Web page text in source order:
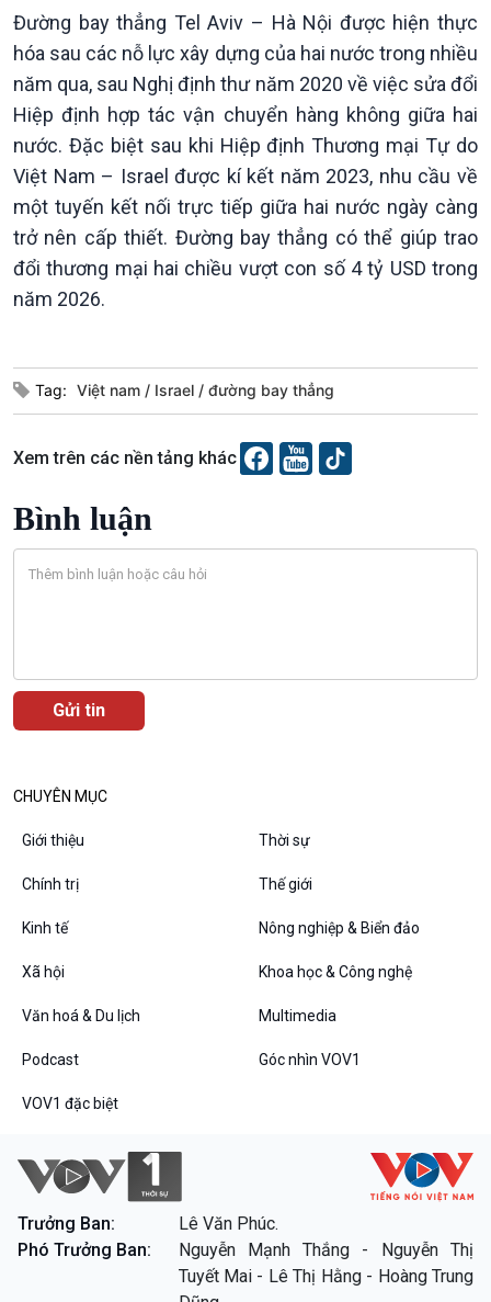
Podcast
Góc nhìn VOV1
Bình luận
Đối thoại
Diễn đàn chủ nhật
VOV1 đặc biệt
Thanh âm ký sự
Các chương trình đặc biệt
Đường bay thẳng Tel Aviv – Hà Nội được hiện thực
hóa sau các nỗ lực xây dựng của hai nước trong nhiều
năm qua, sau Nghị định thư năm 2020 về việc sửa đổi
Hiệp định hợp tác vận chuyển hàng không giữa hai
nước. Đặc biệt sau khi Hiệp định Thương mại Tự do
Việt Nam – Israel được kí kết năm 2023, nhu cầu về
một tuyến kết nối trực tiếp giữa hai nước ngày càng
trở nên cấp thiết. Đường bay thẳng có thể giúp trao
đổi thương mại hai chiều vượt con số 4 tỷ USD trong
năm 2026.
Tag: Việt nam Israel đường bay thẳng
Xem trên các nền tảng khác
Bình luận
CHUYÊN MỤC
Giới thiệu Thời sự
Chính trị Thế giới
Kinh tế Nông nghiệp & Biển đảo
Xã hội Khoa học & Công nghệ
Văn hoá & Du lịch Multimedia
Podcast Góc nhìn VOV1
VOV1 đặc biệt
Trưởng Ban:
Lê Văn Phúc.
Phó Trưởng Ban:
Nguyễn Mạnh Thắng - Nguyễn Thị
Tuyết Mai - Lê Thị Hằng - Hoàng Trung